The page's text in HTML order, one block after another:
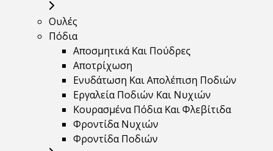
Ουλές
Πόδια
Αποσμητικά Και Πούδρες
Αποτρίχωση
Ενυδάτωση Και Απολέπιση Ποδιών
Εργαλεία Ποδιών Και Νυχιών
Κουρασμένα Πόδια Και Φλεβίτιδα
Φροντίδα Νυχιών
Φροντίδα Ποδιών